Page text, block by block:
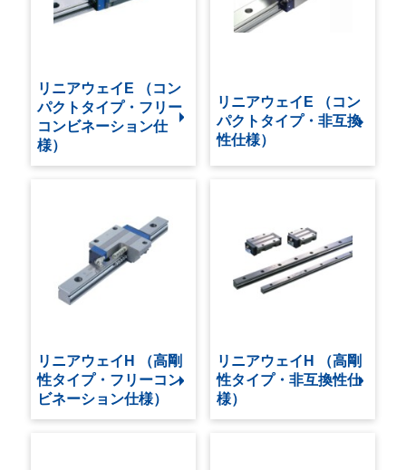
リニアウェイE （コン
パクトタイプ・フリー
コンビネーション仕
様）
リニアウェイE （コン
パクトタイプ・非互換
性仕様）
リニアウェイH （高剛
性タイプ・フリーコン
ビネーション仕様）
リニアウェイH （高剛
性タイプ・非互換性仕
様）